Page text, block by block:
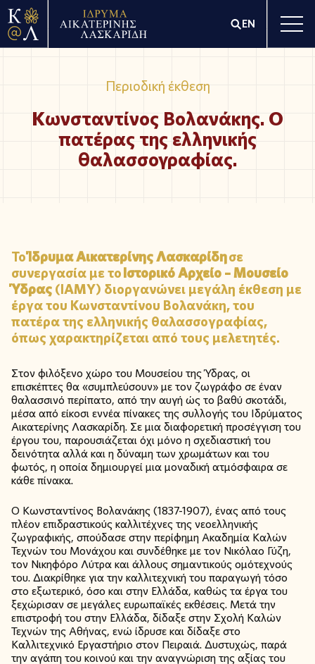
EN
Περιοδική έκθεση
Κωνσταντίνος Βολανάκης. Ο
πατέρας της ελληνικής
θαλασσογραφίας.
ΤοΊδρυμα Αικατερίνης Λασκαρίδησε
συνεργασία με τοΙστορικό Αρχείο – Μουσείο
Ύδρας (ΙΑΜΥ) διοργανώνει μεγάλη έκθεση με
έργα του Κωνσταντίνου Βολανάκη, του
πατέρα της ελληνικής θαλασσογραφίας,
όπως χαρακτηρίζεται από τους μελετητές.
Στον φιλόξενο χώρο του Μουσείου της Ύδρας, οι
επισκέπτες θα «συμπλεύσουν» με τον ζωγράφο σε έναν
θαλασσινό περίπατο, από την αυγή ώς το βαθύ σκοτάδι,
μέσα από είκοσι εννέα πίνακες της συλλογής του Ιδρύματος
Αικατερίνης Λασκαρίδη. Σε μια διαφορετική προσέγγιση του
έργου του, παρουσιάζεται όχι μόνο η σχεδιαστική του
δεινότητα αλλά και η δύναμη των χρωμάτων και του
φωτός, η οποία δημιουργεί μια μοναδική ατμόσφαιρα σε
κάθε πίνακα.
Ο Κωνσταντίνος Βολανάκης (1837-1907), ένας από τους
πλέον επιδραστικούς καλλιτέχνες της νεοελληνικής
ζωγραφικής, σπούδασε στην περίφημη Ακαδημία Καλών
Τεχνών του Μονάχου και συνδέθηκε με τον Νικόλαο Γύζη,
τον Νικηφόρο Λύτρα και άλλους σημαντικούς ομότεχνούς
του. Διακρίθηκε για την καλλιτεχνική του παραγωγή τόσο
στο εξωτερικό, όσο και στην Ελλάδα, καθώς τα έργα του
ξεχώρισαν σε μεγάλες ευρωπαϊκές εκθέσεις. Μετά την
επιστροφή του στην Ελλάδα, δίδαξε στην Σχολή Καλών
Τεχνών της Αθήνας, ενώ ίδρυσε και δίδαξε στο
Καλλιτεχνικό Εργαστήριο στον Πειραιά. Δυστυχώς, παρά
την αγάπη του κοινού και την αναγνώριση της αξίας του